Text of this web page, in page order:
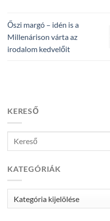
Őszi margó – idén is a
Millenárison várta az
irodalom kedvelőit
KERESŐ
KATEGÓRIÁK